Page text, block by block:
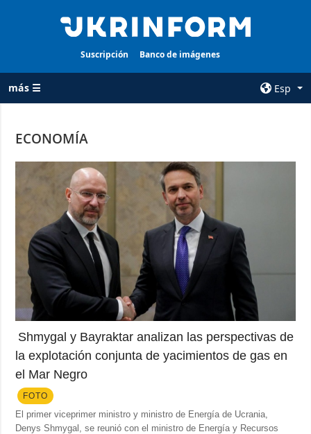
Suscripción Banco de imágenes
más ☰
Esp
CATEGORÍAS
Guerra
Reconstrucción
de Ucrania
Política
Economía
Defensa
Sociedad y
Cultura
Deportes
Crimen
Desastres y
emergencias
sobre la agencia
contacto
condiciones de
suscripción
servicios
Política de
privacidad y
protección de
datos personales
ECONOMÍA
Shmygal y Bayraktar analizan las perspectivas de
la explotación conjunta de yacimientos de gas en
el Mar Negro
FOTO
El primer viceprimer ministro y ministro de Energía de Ucrania,
Denys Shmygal, se reunió con el ministro de Energía y Recursos